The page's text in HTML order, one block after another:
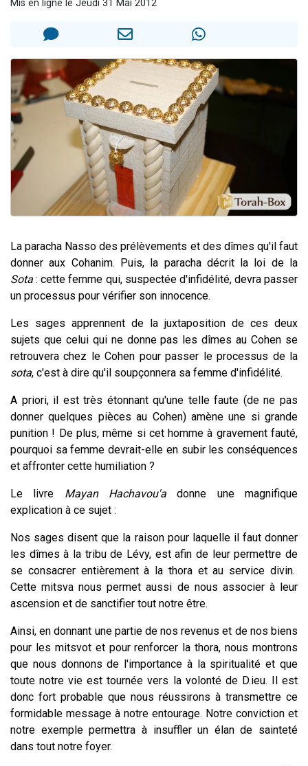
30 personnes viennent de faire un don pour Sauvez la jambe de Yohan
12 nouvelles musiques dans Torah-Box Music
29 personnes viennent de demander une bénédiction
Mis en ligne le Jeudi 31 Mai 2012
La paracha Nasso des prélèvements et des dîmes qu'il faut
donner aux Cohanim. Puis, la paracha décrit la loi de la
Sota : cette femme qui, suspectée d'infidélité, devra passer
un processus pour vérifier son innocence.
Les sages apprennent de la juxtaposition de ces deux
sujets que celui qui ne donne pas les dîmes au Cohen se
retrouvera chez le Cohen pour passer le processus de la
sota, c'est à dire qu'il soupçonnera sa femme d'infidélité.
A priori, il est très étonnant qu'une telle faute (de ne pas
donner quelques pièces au Cohen) amène une si grande
punition ! De plus, même si cet homme à gravement fauté,
pourquoi sa femme devrait-elle en subir les conséquences
et affronter cette humiliation ?
Le livre Mayan Hachavou'a donne une magnifique
explication à ce sujet :
Nos sages disent que la raison pour laquelle il faut donner
les dîmes à la tribu de Lévy, est afin de leur permettre de
se consacrer entièrement à la thora et au service divin.
Cette mitsva nous permet aussi de nous associer à leur
ascension et de sanctifier tout notre être.
Ainsi, en donnant une partie de nos revenus et de nos biens
pour les mitsvot et pour renforcer la thora, nous montrons
que nous donnons de l'importance à la spiritualité et que
toute notre vie est tournée vers la volonté de D.ieu. Il est
donc fort probable que nous réussirons à transmettre ce
formidable message à notre entourage. Notre conviction et
notre exemple permettra à insuffler un élan de sainteté
dans tout notre foyer.